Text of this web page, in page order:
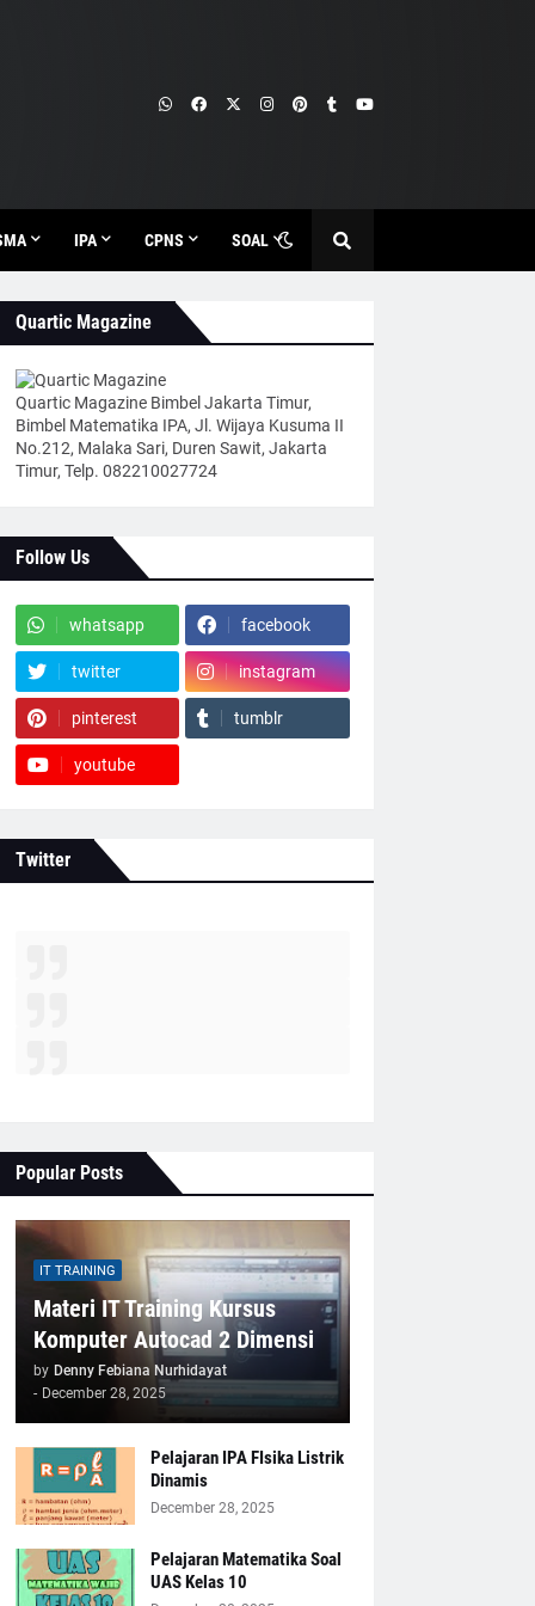
IPA CPNS SOAL
Quartic Magazine
Quartic Magazine Bimbel Jakarta Timur,
Bimbel Matematika IPA, Jl. Wijaya Kusuma II
No.212, Malaka Sari, Duren Sawit, Jakarta
Timur, Telp. 082210027724
Follow Us
whatsapp facebook
twitter instagram
pinterest tumblr
youtube
Twitter
Popular Posts
IT TRAINING
Materi IT Training Kursus
Komputer Autocad 2 Dimensi
by Denny Febiana Nurhidayat
- December 28, 2025
Pelajaran IPA FIsika Listrik
Dinamis
December 28, 2025
Pelajaran Matematika Soal
UAS Kelas 10